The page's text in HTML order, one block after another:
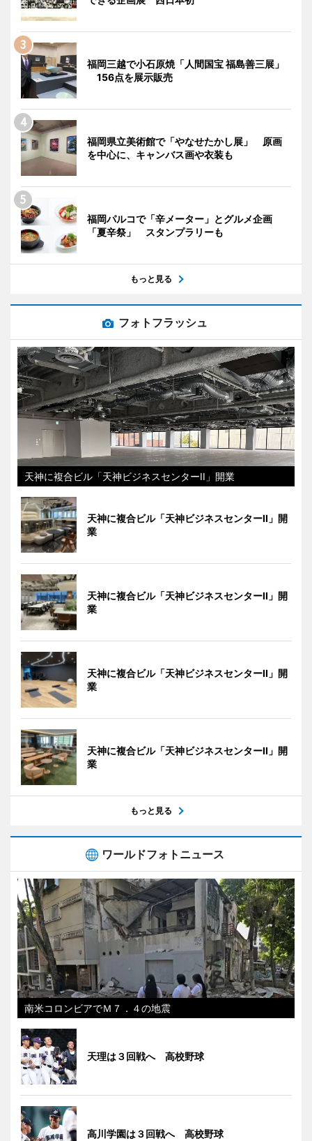
福岡三越で小石原焼「人間国宝 福島善三展」
156点を展示販売
福岡県立美術館で「やなせたかし展」 原画
を中心に、キャンバス画や衣装も
福岡パルコで「辛メーター」とグルメ企画
「夏辛祭」 スタンプラリーも
もっと見る
フォトフラッシュ
天神に複合ビル「天神ビジネスセンターII」開業
天神に複合ビル「天神ビジネスセンターII」開
業
天神に複合ビル「天神ビジネスセンターII」開
業
天神に複合ビル「天神ビジネスセンターII」開
業
天神に複合ビル「天神ビジネスセンターII」開
業
もっと見る
ワールドフォトニュース
南米コロンビアでＭ７．４の地震
天理は３回戦へ 高校野球
高川学園は３回戦へ 高校野球